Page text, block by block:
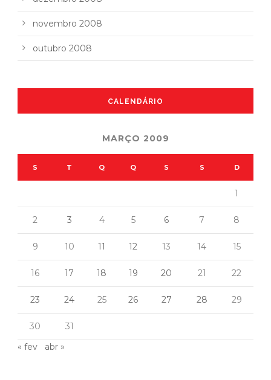
novembro 2008
outubro 2008
CALENDÁRIO
MARÇO 2009
S T Q Q S S D
1
2 3 4 5 6 7 8
9 10 11 12 13 14 15
16 17 18 19 20 21 22
23 24 25 26 27 28 29
30
31
« fev
abr »